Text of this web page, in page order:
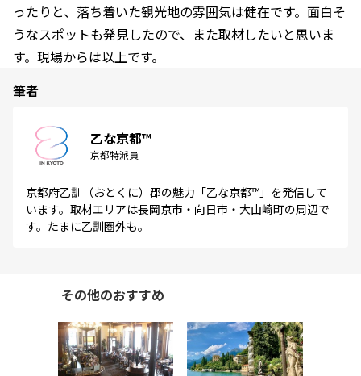
ったりと、落ち着いた観光地の雰囲気は健在です。面白そ
うなスポットも発見したので、また取材したいと思いま
す。現場からは以上です。
筆者
乙な京都™
京都特派員
京都府乙訓（おとくに）郡の魅力「乙な京都™」を発信して
います。取材エリアは長岡京市・向日市・大山崎町の周辺で
す。たまに乙訓圏外も。
その他のおすすめ